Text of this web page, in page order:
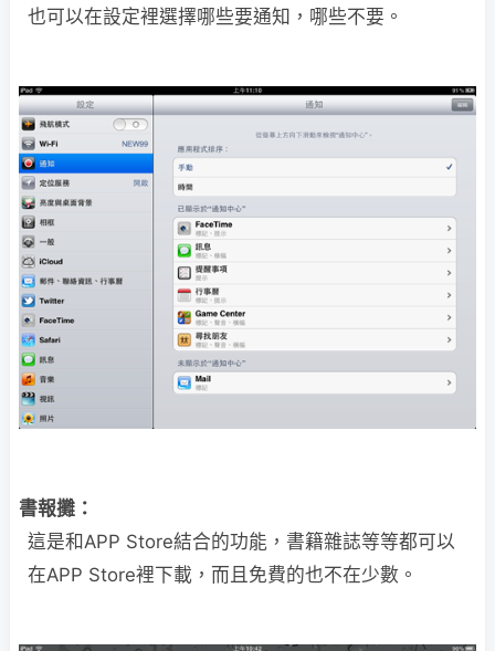
也可以在設定裡選擇哪些要通知，哪些不要。
書報攤：
這是和APP Store結合的功能，書籍雜誌等等都可以
在APP Store裡下載，而且免費的也不在少數。